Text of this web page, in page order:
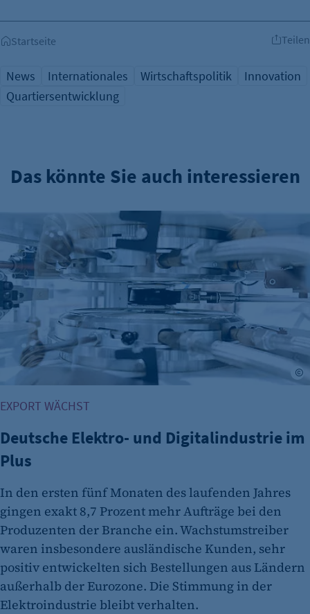
Startseite Teilen
News Internationales Wirtschaftspolitik
Innovation
Quartiersentwicklung
Das könnte Sie auch interessieren
Deutsche Elektro- und Digitalindustrie im Plus
EXPORT WÄCHST
Deutsche Elektro- und Digitalindustrie im
Plus
In den ersten fünf Monaten des laufenden Jahres
gingen exakt 8,7 Prozent mehr Aufträge bei den
Produzenten der Branche ein. Wachstumstreiber
waren insbesondere ausländische Kunden, sehr
positiv entwickelten sich Bestellungen aus Ländern
außerhalb der Eurozone. Die Stimmung in der
Elektroindustrie bleibt verhalten.